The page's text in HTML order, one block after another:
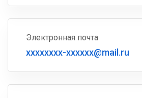
Электронная почта
xxxxxxxx-xxxxxx@mail.ru